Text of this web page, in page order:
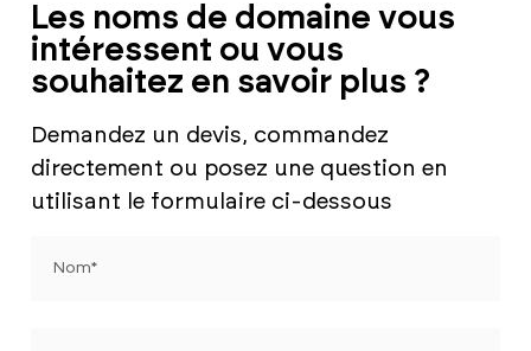
Les noms de domaine vous
intéressent ou vous
souhaitez en savoir plus ?
Demandez un devis, commandez
directement ou posez une question en
utilisant le formulaire ci-dessous